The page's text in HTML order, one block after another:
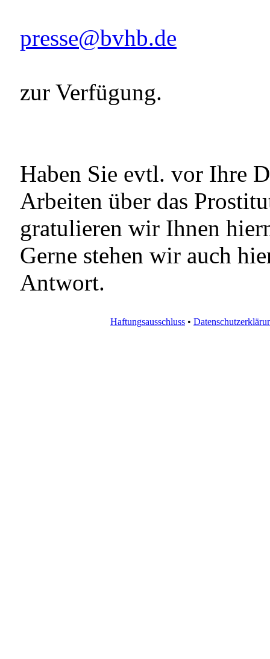
presse@bvhb.de
zur Verfügung.
Haben Sie evtl. vor Ihre
Arbeiten über das
gratulieren wir Ihnen
Gerne stehen wir auch
Antwort.
Haftungsausschluss •